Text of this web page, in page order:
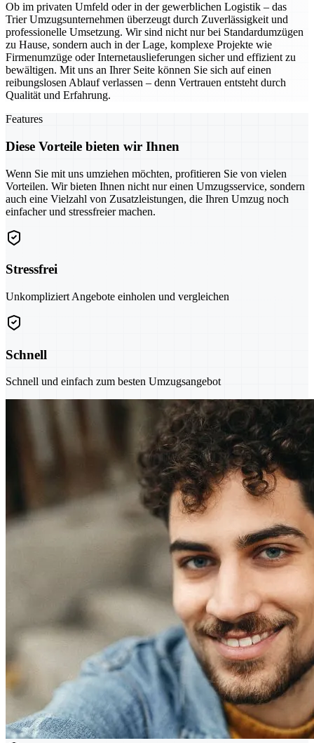
Ob im privaten Umfeld oder in der gewerblichen Logistik – das
Trier Umzugsunternehmen überzeugt durch Zuverlässigkeit und
professionelle Umsetzung. Wir sind nicht nur bei Standardumzügen
zu Hause, sondern auch in der Lage, komplexe Projekte wie
Firmenumzüge oder Internetauslieferungen sicher und effizient zu
bewältigen. Mit uns an Ihrer Seite können Sie sich auf einen
reibungslosen Ablauf verlassen – denn Vertrauen entsteht durch
Qualität und Erfahrung.
Features
Diese Vorteile bieten wir Ihnen
Wenn Sie mit uns umziehen möchten, profitieren Sie von vielen
Vorteilen. Wir bieten Ihnen nicht nur einen Umzugsservice, sondern
auch eine Vielzahl von Zusatzleistungen, die Ihren Umzug noch
einfacher und stressfreier machen.
Stressfrei
Unkompliziert Angebote einholen und vergleichen
Schnell
Schnell und einfach zum besten Umzugsangebot